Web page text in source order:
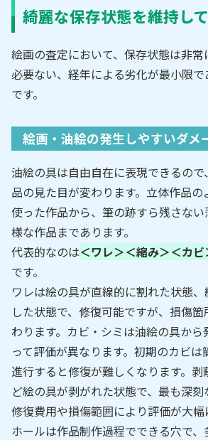
綺麗な保存状態を維持し
絵画の査定において、保存状態は非常
必要ない、経年による劣化が最小限
です。
絵画・油絵の発生しやすいダメ
油絵の具は自由自在に表現できるの
品の見た目が変わります。立体作品
使った作品から、筆の跡すら残さな
様な作品まであります。
代表的なのは＜ワレ＞＜縮み＞＜カ
です。
ワレは絵の具が直線的に割れた状態
した状態で、修復可能ですが、損傷
わります。カビ・シミは油絵の具か
って評価が異なります。初期のカビは
進行すると修復が難しくなります。
ど絵の具が剥がれた状態で、最も深刻
修復費用や損傷範囲により評価が大
ホールは作品制作過程でできる穴で